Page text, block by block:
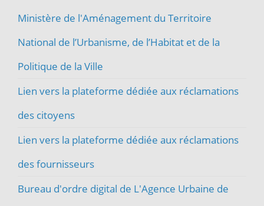
Ministère de l'Aménagement du Territoire
National de l’Urbanisme, de l’Habitat et de la
Politique de la Ville
Lien vers la plateforme dédiée aux réclamations
des citoyens
Lien vers la plateforme dédiée aux réclamations
des fournisseurs
Bureau d'ordre digital de L'Agence Urbaine de